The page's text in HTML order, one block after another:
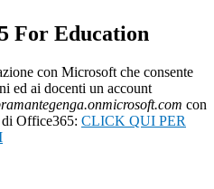
For Education
con Microsoft che consente
ed ai docenti un account
con
Office365: CLICK QUI PER